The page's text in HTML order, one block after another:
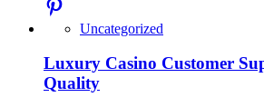
Uncategorized
Luxury Casino Customer
Quality